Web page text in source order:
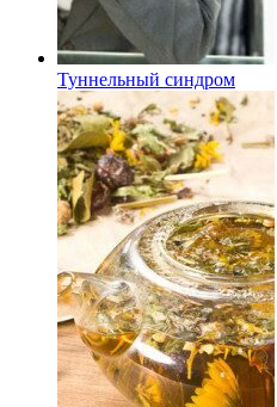
Туннельный синдром